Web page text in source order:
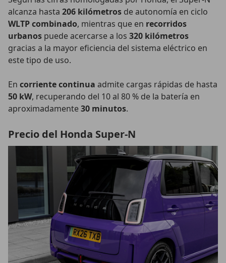
alcanza hasta 206 kilómetros de autonomía en ciclo
WLTP combinado, mientras que en recorridos
urbanos puede acercarse a los 320 kilómetros
gracias a la mayor eficiencia del sistema eléctrico en
este tipo de uso.
En corriente continua admite cargas rápidas de hasta
50 kW, recuperando del 10 al 80 % de la batería en
aproximadamente30 minutos.
Precio del Honda Super-N